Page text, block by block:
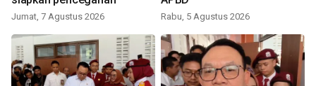
Jumat, 7 Agustus 2026 Rabu, 5 Agustus 2026